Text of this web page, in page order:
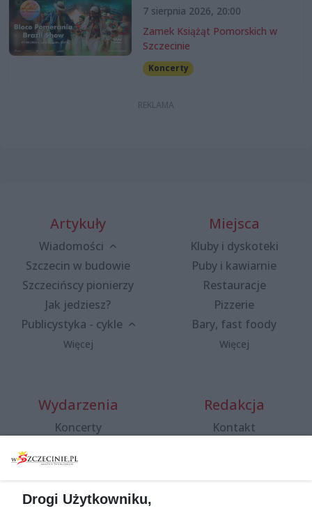
7 sierpnia 2026, 20:00
Zamek Książąt Pomorskich w
Szczecinie
Koncerty
Artykuły
Wiadomości
Szczecin w budowie
Szczecińscy pionierzy
Jak jedziesz?
Publicystyka - cykle
Więcej
Miejsca
Kluby i dyskoteki
Puby i kawiarnie
Restauracje
Pizzerie
Bary, fast foody
Więcej
Wydarzenia
Koncerty
Spacery i oprowadzania
targi
Redakcja
Kontakt
Drogi Użytkowniku,